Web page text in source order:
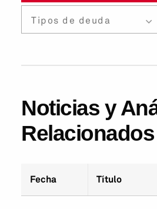
Tipos de deuda
Noticias y
Relacionados
Fecha Título